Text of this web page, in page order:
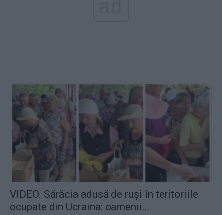
VIDEO. Sărăcia adusă de ruși în teritoriile
ocupate din Ucraina: oamenii...